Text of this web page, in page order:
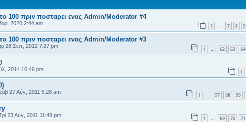
100 πριν ποσταρει ενας Admin/Moderator #4
2020 2:44 am 1 7 8 9
100 πριν ποσταρει ενας Admin/Moderator #3
28 Σεπ, 2012 7:27 pm 1 … 62 63 64
2014 10:46 pm 1
27 Αύγ, 2011 5:28 am 1 97 98 99
23 Αύγ, 2011 11:49 pm 1 … 69 70 71